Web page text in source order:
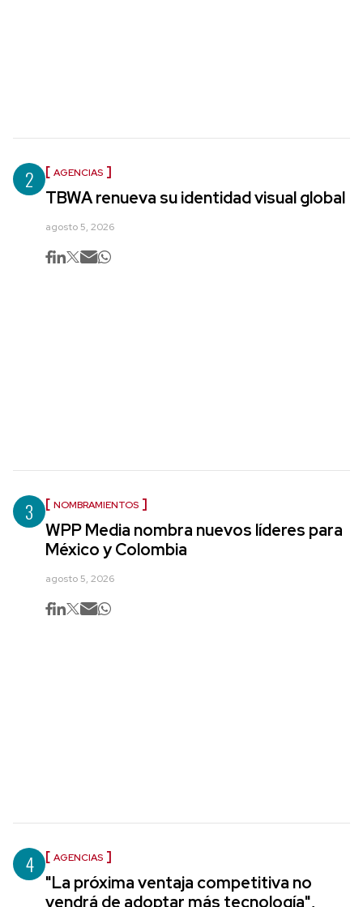
2 AGENCIAS
TBWA renueva su identidad visual global
agosto 5, 2026
3 NOMBRAMIENTOS
WPP Media nombra nuevos líderes para
México y Colombia
agosto 5, 2026
4 AGENCIAS
"La próxima ventaja competitiva no
vendrá de adoptar más tecnología",